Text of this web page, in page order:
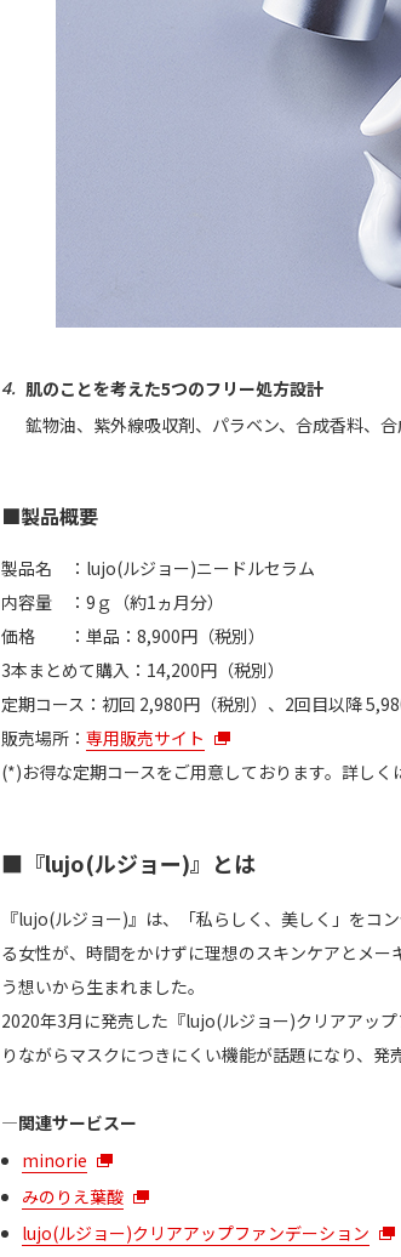
肌のことを考えた5つのフリー処方設計
鉱物油、紫外線吸収剤、パラベン、合成香料、
■製品概要
製品名 ：lujo(ルジョー)ニードルセラム
内容量 ：9ｇ（約1ヵ月分）
価格 ：単品：8,900円（税別）
3本まとめて購入：14,200円（税別）
定期コース：初回 2,980円（税別）、2回目以降
販売場所： 専用販売サイト
(*)お得な定期コースをご用意しております。詳しく
■『lujo(ルジョー)』とは
『lujo(ルジョー)』は、「私らしく、美しく」をコ
る女性が、時間をかけずに理想のスキンケアとメ
う想いから生まれました。
2020年3月に発売した『lujo(ルジョー)クリアアッ
りながらマスクにつきにくい機能が話題になり、発
―関連サービスー
minorie
みのりえ葉酸
lujo(ルジョー)クリアアップファンデーション